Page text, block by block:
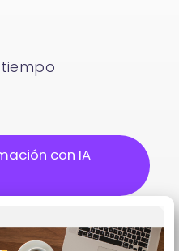
tiempo
con IA